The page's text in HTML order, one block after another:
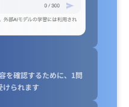
を確認するために、1問
けられます